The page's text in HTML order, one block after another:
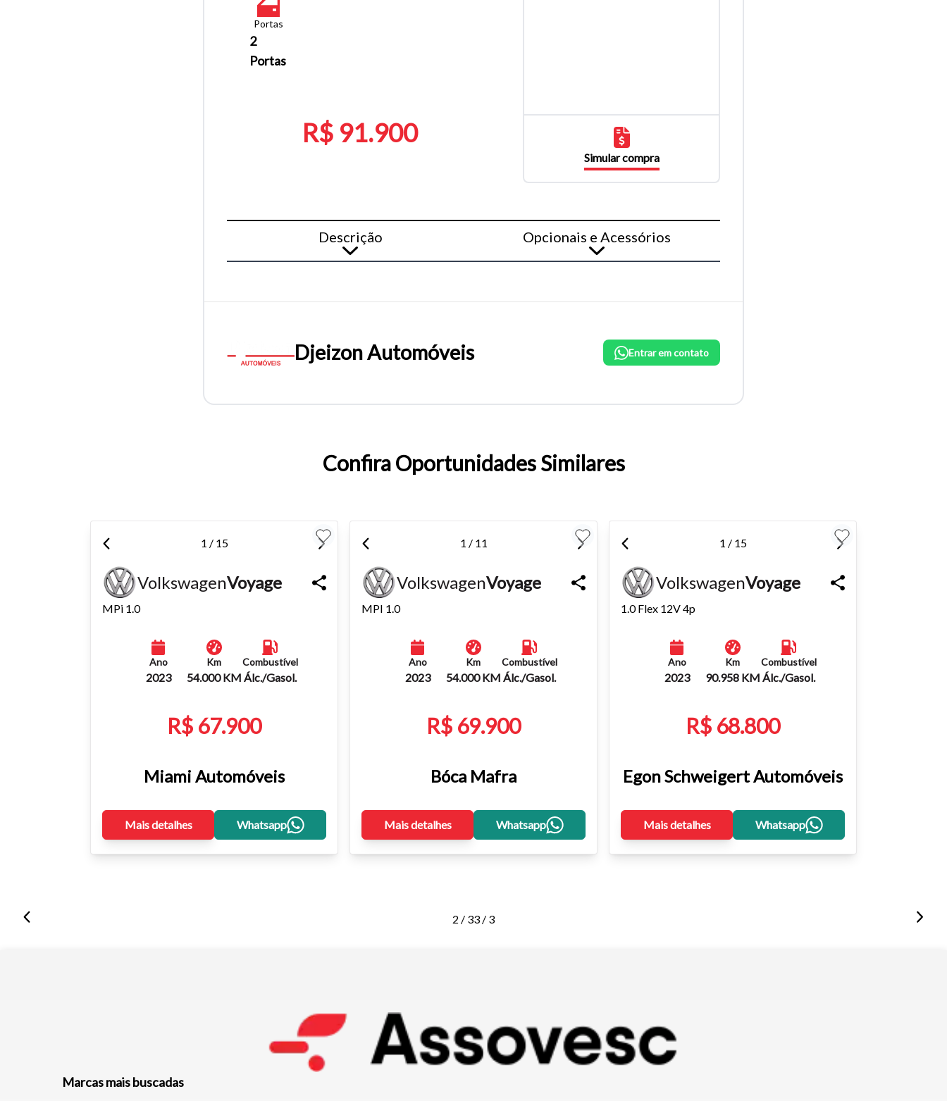
Portas
2
Portas
R$ 91.900
Simular compra
Descrição Opcionais e Acessórios
Djeizon Automóveis Entrar em contato
Confira Oportunidades Similares
1 / 15
VolkswagenVoyage
MPi 1.0
Ano
2023
Km
54.000 KM
Combustível
Álc./Gasol.
R$ 67.900
Miami Automóveis
Mais detalhes Whatsapp
1 / 11
VolkswagenVoyage
MPI 1.0
Ano
2023
Km
54.000 KM
Combustível
Álc./Gasol.
R$ 69.900
Bóca Mafra
Mais detalhes Whatsapp
1 / 15
VolkswagenVoyage
1.0 Flex 12V 4p
Ano
2023
Km
90.958 KM
Combustível
Álc./Gasol.
R$ 68.800
Egon Schweigert Automóveis
Mais detalhes Whatsapp
2 / 33 / 3
Marcas mais buscadas